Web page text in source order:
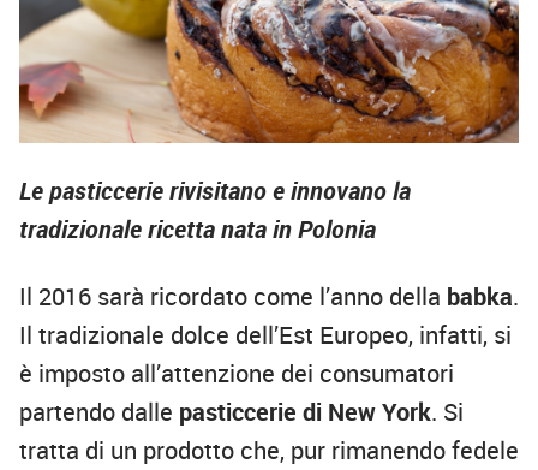
Le pasticcerie rivisitano e innovano la
tradizionale ricetta nata in Polonia
Il 2016 sarà ricordato come l’anno della babka.
Il tradizionale dolce dell’Est Europeo, infatti, si
è imposto all’attenzione dei consumatori
partendo dalle pasticcerie di New York. Si
tratta di un prodotto che, pur rimanendo fedele